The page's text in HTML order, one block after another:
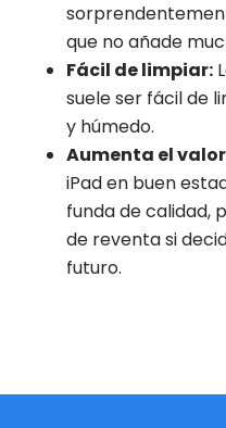
que no añade
Fácil de limpiar:
suele ser fácil de
y húmedo.
Aumenta el
iPad en buen
funda de calidad,
de reventa si
futuro.